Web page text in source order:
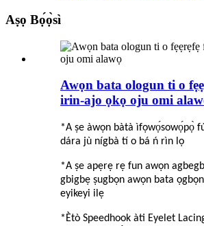
Aṣọ Bọ́ọ̀sì
Awọn bata ologun ti o
irin-ajo ọkọ oju omi
*A ṣe àwọn bàtà ìfọwọ́sowọ́pọ̀
dára jù nígbà tí o bá ń rìn lọ
*A ṣe apẹrẹ rẹ fun awọn
gbigbẹ ṣugbọn awọn bata
eyikeyi ilẹ
*Ètò Speedhook àti Eyelet